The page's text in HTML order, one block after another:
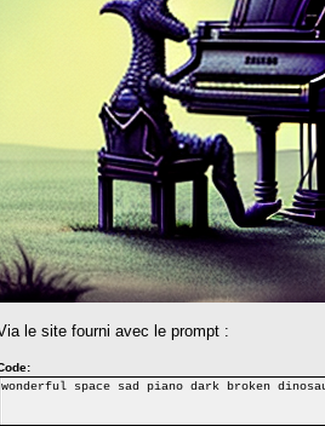
le site fourni avec le prompt :
wonderful space sad piano dark broken